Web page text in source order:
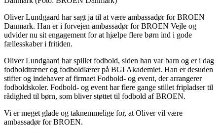
Oliver Lundgaard har sagt ja til at være ambassadør for BROEN
Danmark. Han er i forvejen ambassadør for BROEN Vejle og
udvider nu sit engagement for at hjælpe flere børn ind i gode
fællesskaber i fritiden.
Oliver Lundgaard har spillet fodbold, siden han var barn og er i dag
fodboldtræner og fodboldlærer på BGI Akademiet. Han er desuden
stifter og indehaver af firmaet Fodbold- og event, der arrangerer
fodboldskoler. Fodbold- og event har flere gange stillet fripladser til
rådighed til børn, som bliver støttet til fodbold af BROEN.
Vi er meget glade og taknemmelige for, at Oliver vil være
ambassadør for BROEN.